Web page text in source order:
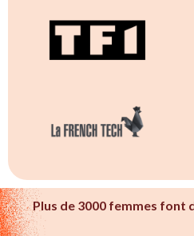
Plus de 3000 femmes font